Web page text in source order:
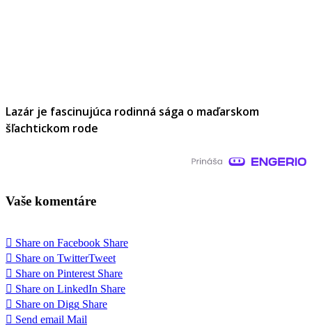
Lazár je fascinujúca rodinná sága o maďarskom
šľachtickom rode
Vaše komentáre
Share on Facebook Share
Share on TwitterTweet
Share on Pinterest Share
Share on LinkedIn Share
Share on Digg Share
Send email Mail